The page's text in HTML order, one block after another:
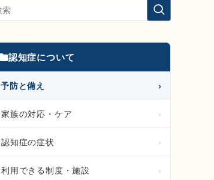
認知症について
予防と備え
家族の対応・ケア
認知症の症状
利用できる制度・施設